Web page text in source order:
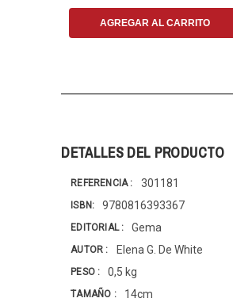
AGREGAR AL CARRITO
DETALLES DEL PRODUCTO
REFERENCIA 301181
ISBN 9780816393367
EDITORIAL Gema
AUTOR Elena G. De White
PESO 0,5 kg
TAMAÑO 14cm